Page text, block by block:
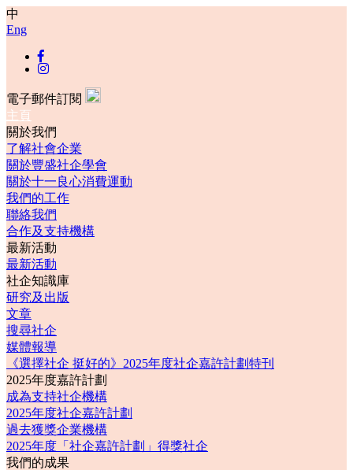
中
Eng
電子郵件訂閱
主頁
關於我們
了解社會企業
關於豐盛社企學會
關於十一良心消費運動
我們的工作
聯絡我們
合作及支持機構
最新活動
最新活動
社企知識庫
研究及出版
文章
搜尋社企
媒體報導
《選擇社企 挺好的》2025年度社企嘉許計劃特刊
2025年度嘉許計劃
成為支持社企機構
2025年度社企嘉許計劃
過去獲獎企業機構
2025年度「社企嘉許計劃」得獎社企
我們的成果